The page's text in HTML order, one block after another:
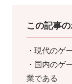
この記事
・現代のゲ
・国内のゲ
業である